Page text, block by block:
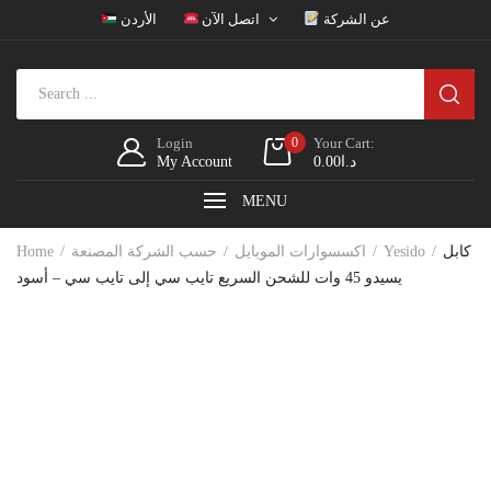
الأردن اتصل الآن عن الشركة
Login
My Account
0
Your Cart:
د.ا0.00
MENU
Home اكسسوارات الموبايل حسب الشركة المصنعة Yesido
كابل
يسيدو 45 وات للشحن السريع تايب سي إلى تايب سي – أسود